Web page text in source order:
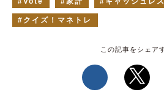
クイズ！マネトレ